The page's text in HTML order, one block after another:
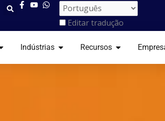
Editar tradução
ABRIR SERVIÇOS
Indústrias ABRIR INDÚSTRIAS
Recursos ABRIR